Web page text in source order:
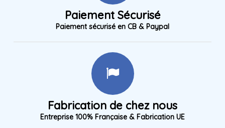
Paiement Sécurisé
Paiement sécurisé en CB & Paypal
Fabrication de chez nous
Entreprise 100% Française & Fabrication UE